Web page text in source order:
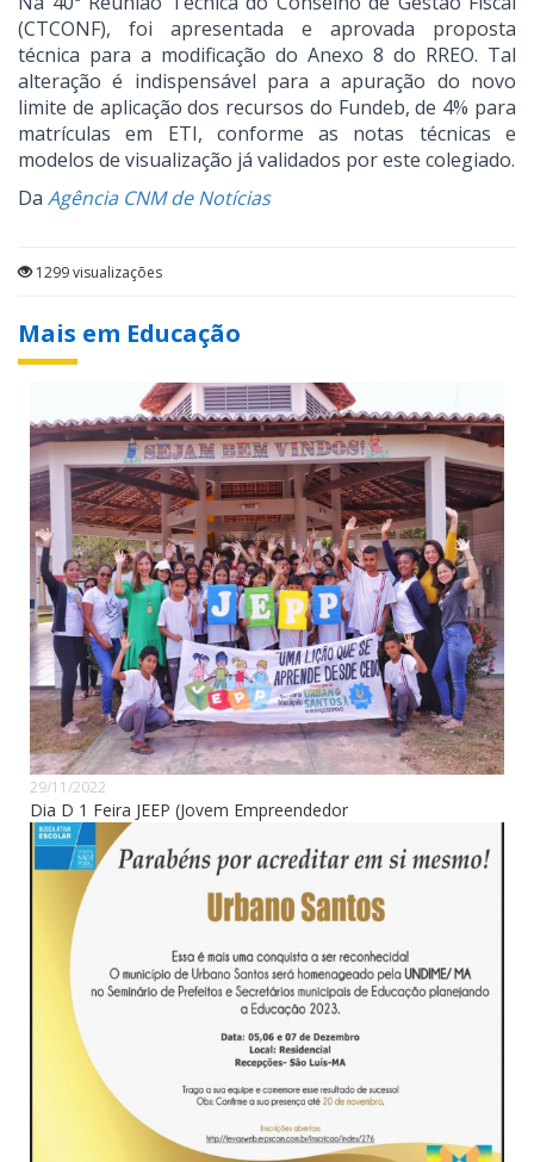
(CTCONF), foi apresentada e aprovada proposta
técnica para a modificação do Anexo 8 do RREO. Tal
alteração é indispensável para a apuração do novo
limite de aplicação dos recursos do Fundeb, de 4% para
matrículas em ETI, conforme as notas técnicas e
modelos de visualização já validados por este colegiado.
Da Agência CNM de Notícias
1299 visualizações
Mais em Educação
29/11/2022
Dia D 1 Feira JEEP (Jovem Empreendedor